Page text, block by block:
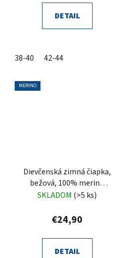
DETAIL
38-40 42-44
MERINO
Dievčenská zimná čiapka,
bežová, 100% merino
vlnená, zaväzovacia,
SKLADOM (>5 ks)
€24,90
DETAIL